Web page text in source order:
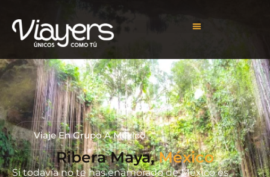
Viaje En Grupo A México
Ribera Maya,
Si todavía no te has enamorado de México es